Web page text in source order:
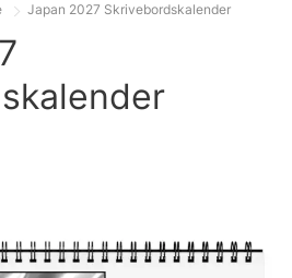
Japan 2027 Skrivebordskalender